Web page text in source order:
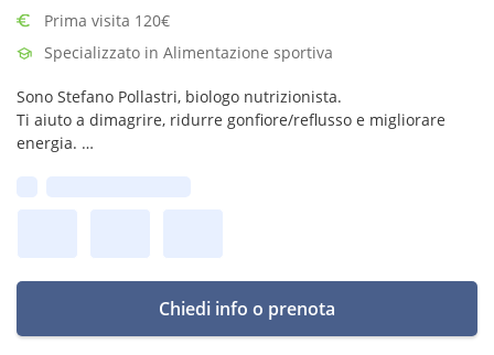
Prima visita 120€
Specializzato in Alimentazione sportiva
Sono Stefano Pollastri, biologo nutrizionista.
Ti aiuto a dimagrire, ridurre gonfiore/reflusso e migliorare
energia.
Chiedi info o prenota